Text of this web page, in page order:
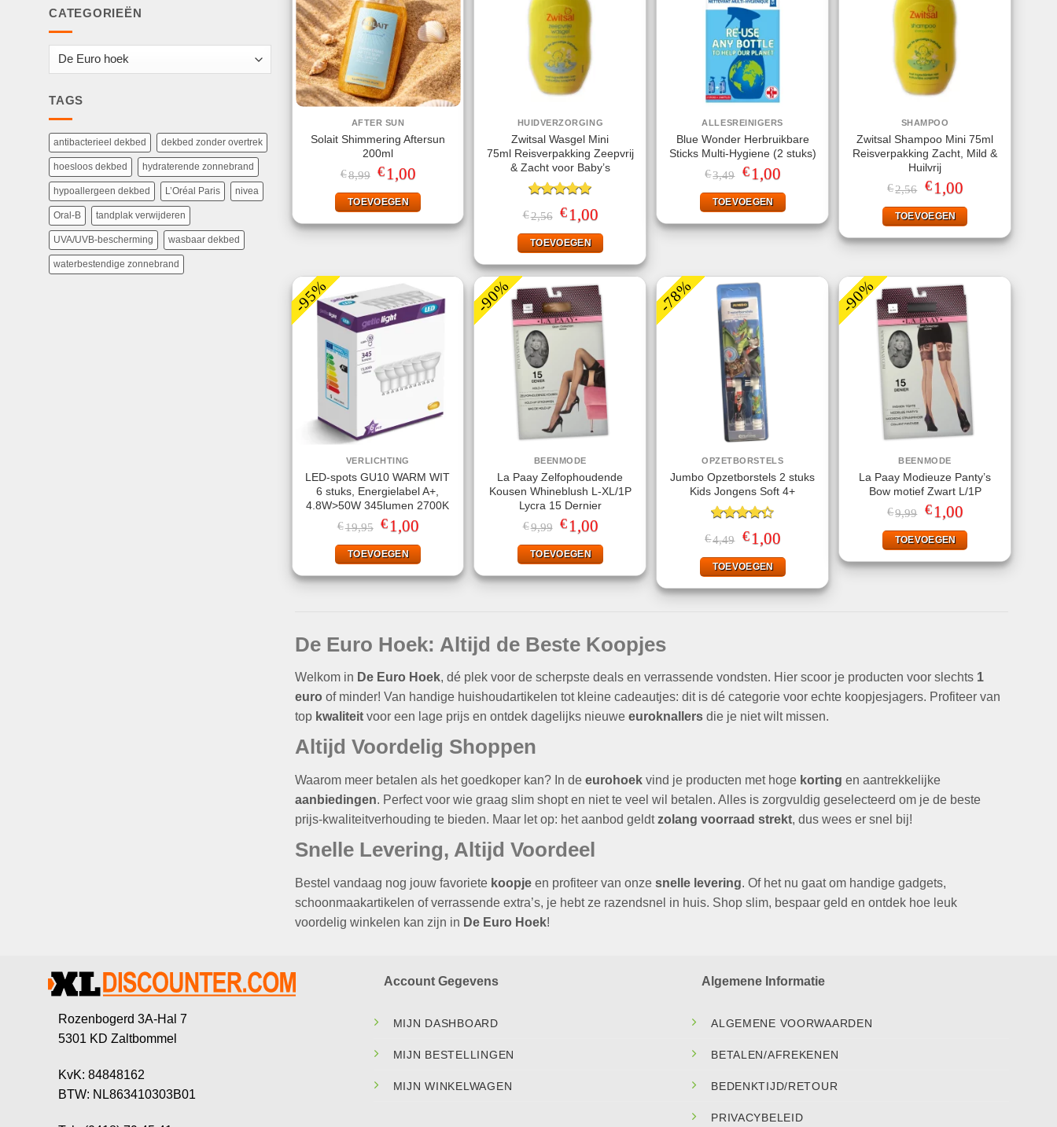
CATEGORIEËN
TAGS
antibacterieel dekbed dekbed zonder overtrek
hoesloos dekbed hydraterende zonnebrand
hypoallergeen dekbed L’Oréal Paris nivea
Oral-B tandplak verwijderen
UVA/UVB-bescherming wasbaar dekbed
waterbestendige zonnebrand
AFTER SUN
Solait Shimmering Aftersun
200ml
€8,99 Oorspronkelijke
prijs
was:
€8,99.
€ 1,00Huidige
prijs
is:
€1,00.
TOEVOEGEN
HUIDVERZORGING
Zwitsal Wasgel Mini
75ml Reisverpakking Zeepvrij
& Zacht voor Baby’s
Gewaardeerd
5.00uit 5
€2,56 Oorspronkelijke
prijs
was:
€2,56.
€ 1,00Huidige
prijs
is:
€1,00.
TOEVOEGEN
ALLESREINIGERS
Blue Wonder Herbruikbare
Sticks Multi-Hygiene (2 stuks)
€3,49 Oorspronkelijke
prijs
was:
€3,49.
€ 1,00Huidige
prijs
is:
€1,00.
TOEVOEGEN
SHAMPOO
Zwitsal Shampoo Mini 75ml
Reisverpakking Zacht, Mild &
Huilvrij
€2,56
Oorspronkelijke
prijs
was:
€2,56.
€ 1,00Huidige
prijs
is:
€1,00.
TOEVOEGEN
-95%
VERLICHTING
LED-spots GU10 WARM WIT
6 stuks, Energielabel A+,
4.8W>50W 345lumen 2700K
€19,95 Oorspronkelijke
prijs
was:
€19,95.
€ 1,00Huidige
prijs
is:
€1,00.
TOEVOEGEN
-90%
BEENMODE
La Paay Zelfophoudende
Kousen Whineblush L-XL/1P
Lycra 15 Dernier
€9,99 Oorspronkelijke
prijs
was:
€9,99.
€ 1,00Huidige
prijs
is:
€1,00.
TOEVOEGEN
-78%
OPZETBORSTELS
Jumbo Opzetborstels 2 stuks
Kids Jongens Soft 4+
Gewaardeerd
4.33uit 5
€4,49 Oorspronkelijke
prijs
was:
€4,49.
€ 1,00Huidige
prijs
is:
€1,00.
TOEVOEGEN
-90%
BEENMODE
La Paay Modieuze Panty’s
Bow motief Zwart L/1P
€9,99
Oorspronkelijke
prijs
was:
€9,99.
€ 1,00Huidige
prijs
is:
€1,00.
TOEVOEGEN
De Euro Hoek: Altijd de Beste Koopjes
Welkom in De Euro Hoek, dé plek voor de scherpste deals en verrassende vondsten. Hier scoor je producten voor slechts 1
euro of minder! Van handige huishoudartikelen tot kleine cadeautjes: dit is dé categorie voor echte koopjesjagers. Profiteer van
top kwaliteitvoor een lage prijs en ontdek dagelijks nieuwe euroknallersdie je niet wilt missen.
Altijd Voordelig Shoppen
Waarom meer betalen als het goedkoper kan? In de eurohoekvind je producten met hoge korting en aantrekkelijke
aanbiedingen. Perfect voor wie graag slim shopt en niet te veel wil betalen. Alles is zorgvuldig geselecteerd om je de beste
prijs-kwaliteitverhouding te bieden. Maar let op: het aanbod geldtzolang voorraad strekt, dus wees er snel bij!
Snelle Levering, Altijd Voordeel
Bestel vandaag nog jouw favoriete koopjeen profiteer van onze snelle levering. Of het nu gaat om handige gadgets,
schoonmaakartikelen of verrassende extra’s, je hebt ze razendsnel in huis. Shop slim, bespaar geld en ontdek hoe leuk
voordelig winkelen kan zijn in De Euro Hoek!
Rozenbogerd 3A-Hal 7
5301 KD Zaltbommel
KvK: 84848162
BTW: NL863410303B01
Account Gegevens
MIJN DASHBOARD
MIJN BESTELLINGEN
MIJN WINKELWAGEN
Algemene Informatie
ALGEMENE VOORWAARDEN
BETALEN/AFREKENEN
BEDENKTIJD/RETOUR
PRIVACYBELEID